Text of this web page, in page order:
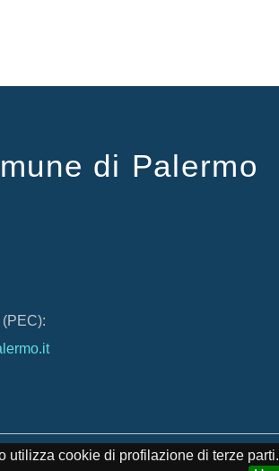
di Palermo
Policy © 2017 Comune di Palermo
utilizza cookie di profilazione di terze